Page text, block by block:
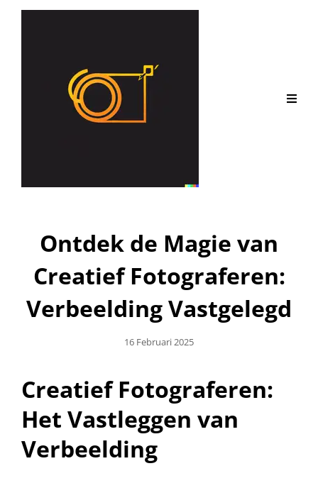
Ontdek de Magie van
Creatief Fotograferen:
Verbeelding Vastgelegd
Geplaatst
16 Februari 2025
Creatief Fotograferen:
Het Vastleggen van
Verbeelding